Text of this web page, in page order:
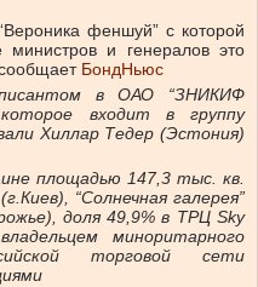
феншуй” с которой
министров и генералов это
БондНьюс
в ОАО “ЗНИКИФ
входит в группу
Хиллар Тедер (Эстония)
площадью 147,3 тыс. кв.
“Солнечная галерея”
доля 49,9% в ТРЦ Sky
миноритарного
торговой сети